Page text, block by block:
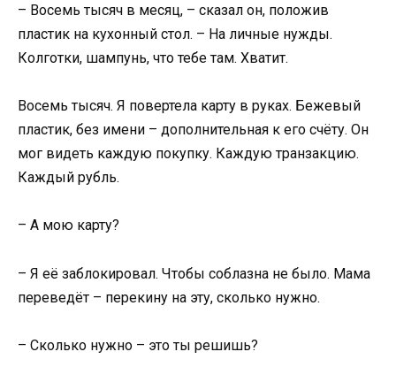
– Восемь тысяч в месяц, – сказал он, положив
пластик на кухонный стол. – На личные нужды.
Колготки, шампунь, что тебе там. Хватит.
Восемь тысяч. Я повертела карту в руках. Бежевый
пластик, без имени – дополнительная к его счёту. Он
мог видеть каждую покупку. Каждую транзакцию.
Каждый рубль.
– А мою карту?
– Я её заблокировал. Чтобы соблазна не было. Мама
переведёт – перекину на эту, сколько нужно.
– Сколько нужно – это ты решишь?